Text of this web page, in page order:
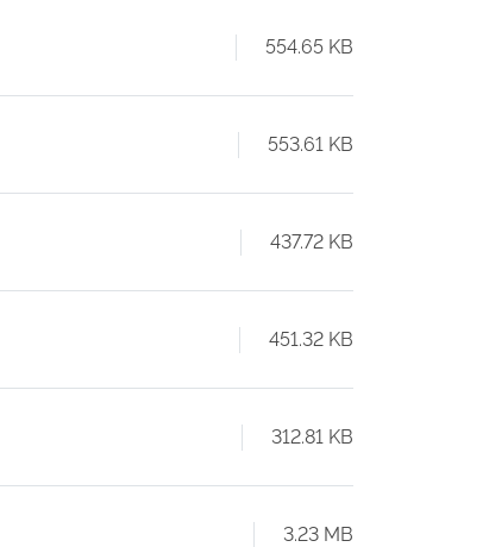
554.65 KB
553.61 KB
437.72 KB
451.32 KB
312.81 KB
3.23 MB